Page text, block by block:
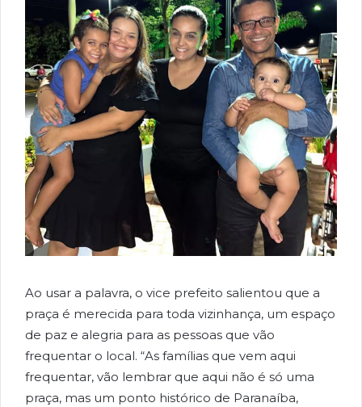
Ao usar a palavra, o vice prefeito salientou que a
praça é merecida para toda vizinhança, um espaço
de paz e alegria para as pessoas que vão
frequentar o local. “As famílias que vem aqui
frequentar, vão lembrar que aqui não é só uma
praça, mas um ponto histórico de Paranaíba,